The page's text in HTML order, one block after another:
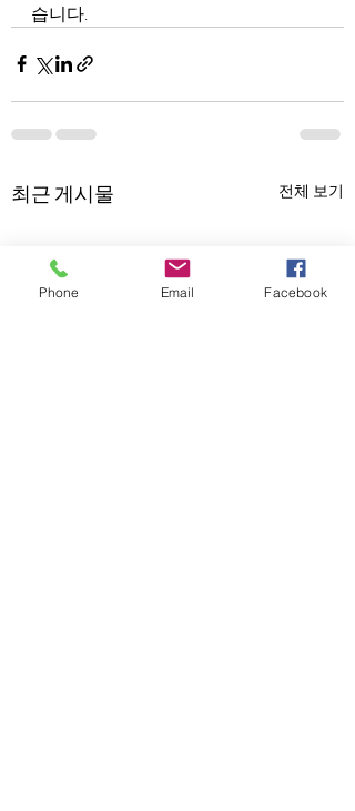
습니다.
최근 게시물 전체 보기
Phone Email Facebook